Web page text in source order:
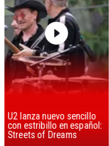
U2 lanza nuevo sencillo
con estribillo en español:
Streets of Dreams